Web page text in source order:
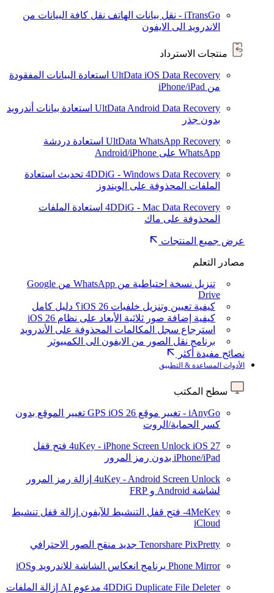
iTransGo - نقل بيانات الهاتف
نقل كافة البيانات من
الاندرويد الى الايفون
منتجات الاسترداد
UltData iOS Data Recovery استعادة البيانات المفقودة
من iPhone/iPad
UltData Android Data Recovery استعادة بيانات أندرويد
بدون جذر
UltData WhatsApp Recovery استعادة دردشة
WhatsApp على Android/iPhone
4DDiG - Windows Data Recovery تحديث استعادة
الملفات المحذوفة على الويندوز
4DDiG - Mac Data Recovery استعادة الملفات
المحذوفة على ماك
عرض جميع المنتجات
مصادر التعلم
تنزيل نسخة احتياطية من WhatsApp من Google
Drive
كيفية تعيين وتنزيل خلفيات iOS 26؟ دليل كامل
كيفية إضافة صور ثلاثية الأبعاد على نظام iOS 26
استرجاع سجل المكالمات المحذوفة على الأندرويد
برنامج نقل الصور من الايفون الى الكمبيوتر
نصائح مفيدة أكثر
الأدوات المساعدة & التطبيق
سطح المكتب
iAnyGo - تغيير موقع GPS iOS 26
تغيير الموقع بدون
كسر الحماية/الروت
4uKey - iPhone Screen Unlock iOS 27
فتح قفل
iPhone/iPad بدون رمز المرور
4uKey - Android Screen Unlock إزالة رمز المرور
لشاشة Android و FRP
4MeKey- فتح قفل التنشيط للآيفون
إزالة قفل تنشيط
iCloud
Tenorshare PixPretty جديد منقح الصور الاحترافي
Phone Mirror برنامج انعكاس الشاشة للاندرويد وiOS
4DDiG Duplicate File Deleter مدعوم AI
إزالة الملفات